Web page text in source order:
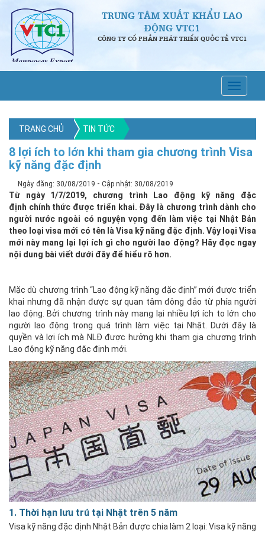
TRUNG TÂM XUẤT KHẨU LAO
ĐỘNG VTC1
CÔNG TY CỔ PHẦN PHÁT TRIỂN QUỐC TẾ VTC1
TRANG CHỦ TIN TỨC
8 lợi ích to lớn khi tham gia chương trình Visa
kỹ năng đặc định
Ngày đăng: 30/08/2019 - Cập nhật: 30/08/2019
Từ ngày 1/7/2019, chương trình Lao động kỹ năng đặc
định chính thức được triển khai. Đây là chương trình dành cho
người nước ngoài có nguyện vọng đến làm việc tại Nhật Bản
theo loại visa mới có tên là Visa kỹ năng đặc định. Vậy loại Visa
mới này mang lại lợi ích gì cho người lao động? Hãy đọc ngay
nội dung bài viết dưới đây để hiểu rõ hơn.
Mặc dù chương trình “Lao động kỹ năng đặc định” mới được triển
khai nhưng đã nhận được sự quan tâm đông đảo từ phía người
lao động. Bởi chương trình này mang lại nhiều lợi ích to lớn cho
người lao động trong quá trình làm việc tại Nhật. Dưới đây là
quyền và lợi ích mà NLĐ được hưởng khi tham gia chương trình
Lao động kỹ năng đặc định mới.
1. Thời hạn lưu trú tại Nhật trên 5 năm
Visa kỹ năng đặc định Nhật Bản được chia làm 2 loại: Visa kỹ năng